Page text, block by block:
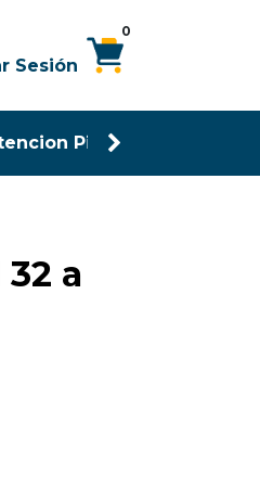
Sesión
0
Piscina
a